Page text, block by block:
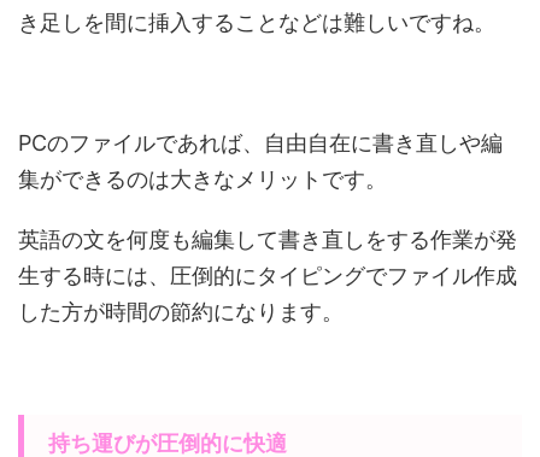
き足しを間に挿入することなどは難しいですね。
PCのファイルであれば、自由自在に書き直しや編
集ができるのは大きなメリットです。
英語の文を何度も編集して書き直しをする作業が発
生する時には、圧倒的にタイピングでファイル作成
した方が時間の節約になります。
持ち運びが圧倒的に快適